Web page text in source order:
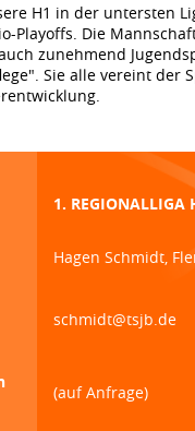
H1 in der untersten
Playoffs. Die
zunehmend
Sie alle vereint der
1. REGIONALLIGA
Hagen Schmidt,
schmidt@tsjb.de
(auf Anfrage)